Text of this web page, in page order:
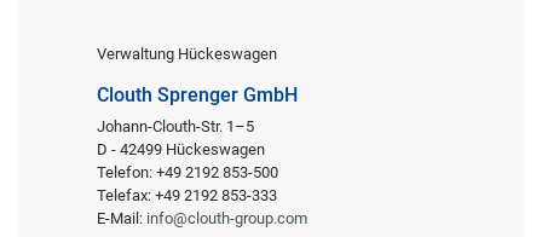
Verwaltung Hückeswagen
Clouth Sprenger GmbH
Johann-Clouth-Str. 1–5
D - 42499 Hückeswagen
Telefon: +49 2192 853-500
Telefax: +49 2192 853-333
E-Mail: info@clouth-group.com